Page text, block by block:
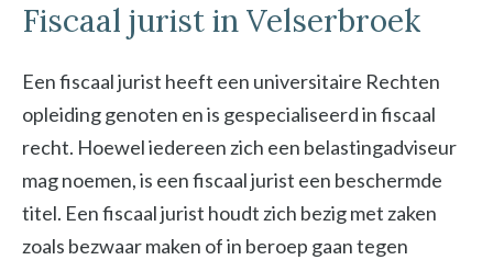
Fiscaal jurist in Velserbroek
Een fiscaal jurist heeft een universitaire Rechten
opleiding genoten en is gespecialiseerd in fiscaal
recht. Hoewel iedereen zich een belastingadviseur
mag noemen, is een fiscaal jurist een beschermde
titel. Een fiscaal jurist houdt zich bezig met zaken
zoals bezwaar maken of in beroep gaan tegen